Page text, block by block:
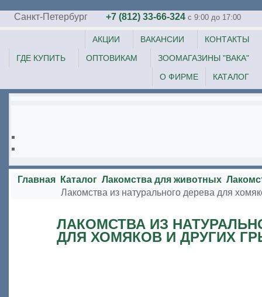
Санкт-Петербург +7 (812) 33-66-324 c 9:00 до 17:00
КОНТАКТЫ
ВАКАНСИИ
АКЦИИ
ЗООМАГАЗИНЫ "ВАКА"
ОПТОВИКАМ
ГДЕ КУПИТЬ
КАТАЛОГ
О ФИРМЕ
Главная Каталог Лакомства для животных
Лакомства из натурального дерева для
ЛАКОМСТВА ИЗ
ДЛЯ ХОМЯКОВ И ДРУГИХ